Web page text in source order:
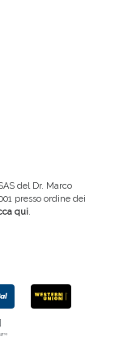
del Dr. Marco
presso ordine dei
qui.